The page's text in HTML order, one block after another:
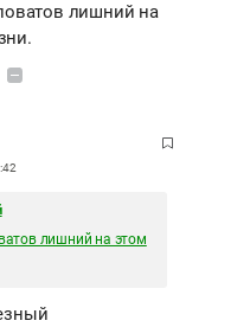
лишний на
лишний на этом